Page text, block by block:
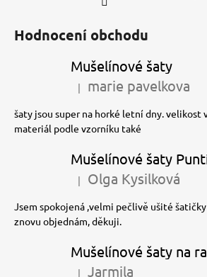
Hodnocení obchodu
Mušelínové šaty
Hodnocení produktu je 5 z 5
| marie pavelkova
šaty jsou super na horké letní dny. velikost
materiál podle vzorníku také
Mušelínové šaty
Hodnocení produktu je 5 z 5
| Olga Kysilková
Jsem spokojená ,velmi pečlivě ušité
znovu objednám, děkuji.
Mušelínové šaty na
| Jarmila